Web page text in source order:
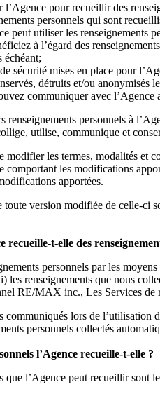
l’Agence pour recueillir des
personnels qui sont
peut utiliser les renseignements
à l’égard des
échéant;
sécurité mises en place pour
détruits et/ou anonymisés
communiquer avec l’Agence
renseignements personnels à
utilise, communique et
modifier les termes, modalités et
comportant les modifications
apportées.
version modifiée de celle-ci
recueille-t-elle des
personnels par les
renseignements que nous
RE/MAX inc., Les Services
communiqués lors de
personnels collectés
l’Agence recueille-t-elle ?
que l’Agence peut recueillir sont